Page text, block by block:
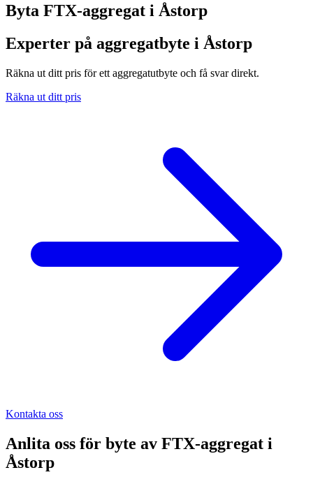
Byta FTX-aggregat i Åstorp
Experter på aggregatbyte i Åstorp
Räkna ut ditt pris för ett aggregatutbyte och få svar direkt.
Räkna ut ditt pris
Kontakta oss
Anlita oss för byte av FTX-aggregat i
Åstorp